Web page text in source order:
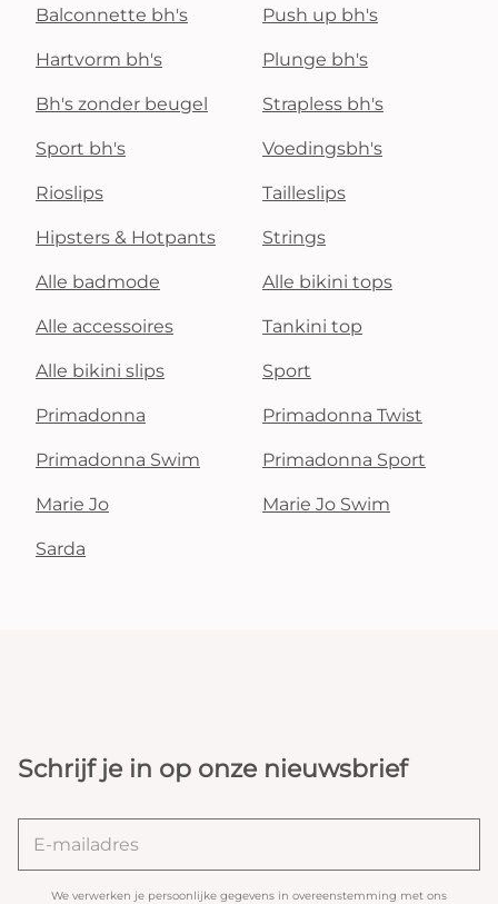
Balconnette bh's Push up bh's
Hartvorm bh's Plunge bh's
Bh's zonder beugel Strapless bh's
Sport bh's Voedingsbh's
Rioslips Tailleslips
Hipsters & Hotpants Strings
Alle badmode Alle bikini tops
Alle accessoires Tankini top
Alle bikini slips Sport
Primadonna Primadonna Twist
Primadonna Swim Primadonna Sport
Marie Jo Marie Jo Swim
Sarda
Schrijf je in op onze nieuwsbrief
We verwerken je persoonlijke gegevens in overeenstemming met ons